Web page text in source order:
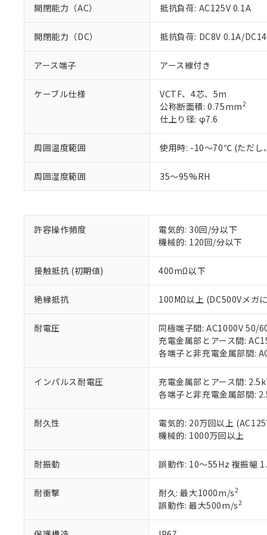
開閉能力（AC） 抵抗負荷: AC125V 0.1A
開閉能力（DC） 抵抗負荷: DC8V 0.1A/
アース端子 アース線付き
ケーブル仕様
VCTF、4芯、5m
公称断面積: 0.75mm2
仕上り径: φ7.6
周囲温度範囲 使用時: -10～70℃ (ただし
周囲湿度範囲 35～95%RH
許容操作頻度
電気的: 30回/分以下
機械的: 120回/分以下
接触抵抗 (初期値) 400mΩ以下
絶縁抵抗 100MΩ以上 (DC500Vメガ
耐電圧
同極端子間: AC1000V 50/
充電金属部とアース間:
各端子と非充電金属部間:
インパルス耐電圧
充電金属部とアース間:
各端子と非充電金属部間:
耐久性
電気的: 20万回以上
機械的: 1000万回以上
耐振動 誤動作: 10～55Hz 複振幅
耐衝撃 耐久: 最大1000m/s2
誤動作: 最大500m/s2
ご利用条件
以下の条件をお読
本サービス
在庫状況お
のであり、
い。
正式な納期
当社販売員
オムロン制御
在庫状況お
マイパーツ
ている必要が
お客様が当
が、当社の
さい。
※当社の共同
いる法人を指
※1 対応状況
対応済み：EU
対応予定：EU
対応予定なし：
があります。
*EU RoHS指令（10物質
鉛(Pb) 1000ppm以下、
六価クロム(Cr(Ⅵ))
フタル酸ビス(2-エチル
ル（DBP） 1000ppm
但し、RoHS指令で産業
フタル酸エステル類の
※2 対応予定月
下記の非含有証明
EU RoHS指令（10
51物質の非含有証
※本証明書は発行
また、RoHS指令
混在することか
「○」：最大均質
「×」：最大均質
「－」：未確認で
Cr(Ⅵ)(六価クロム) :
※2 環境保護使
「ｅ」：有害物質
「10」：通常の使
当社は、こ
当社は規制
ます。
当社は貴社
置等に一切使
当社は、貴
また当社は
記
△ 一定数に
－
在庫な
機器販売
空
白
受注生